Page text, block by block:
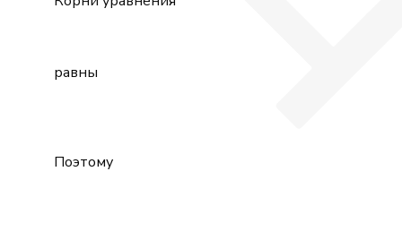
равны
Поэтому